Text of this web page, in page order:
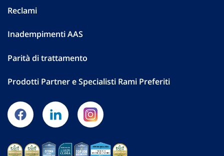
Reclami
Inadempimenti AAS
Parità di trattamento
Prodotti Partner e Specialisti Rami Preferiti